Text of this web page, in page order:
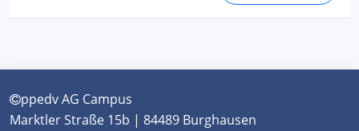
ppedv AG Campus
Marktler Straße 15b | 84489 Burghausen